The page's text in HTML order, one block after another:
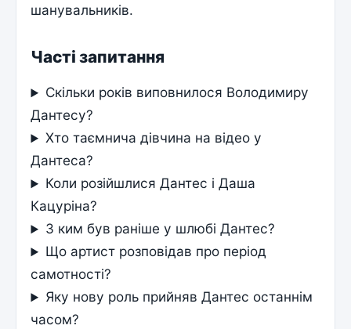
шанувальників.
Часті запитання
Скільки років виповнилося Володимиру
Дантесу?
Хто таємнича дівчина на відео у
Дантеса?
Коли розійшлися Дантес і Даша
Кацуріна?
З ким був раніше у шлюбі Дантес?
Що артист розповідав про період
самотності?
Яку нову роль прийняв Дантес останнім
часом?